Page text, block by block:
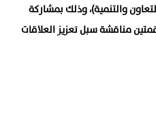
والتنمية)، وذلك بمشاركة
مناقشة سبل تعزيز العلاقات